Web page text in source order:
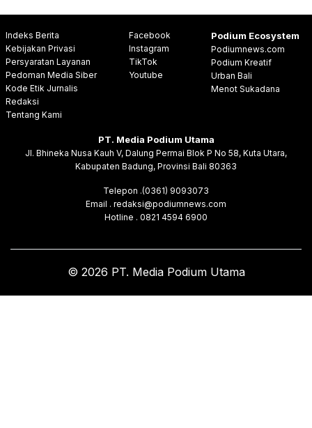
Indeks Berita
Kebijakan Privasi
Persyaratan Layanan
Pedoman Media Siber
Kode Etik Jurnalis
Redaksi
Tentang Kami
Facebook
Instagram
TikTok
Youtube
Podium Ecosystem
Podiumnews.com
Podium Kreatif
Urban Bali
Menot Sukadana
PT. Media Podium Utama
Jl. Bhineka Nusa Kauh V, Dalung Permai Blok P No 58, Kuta Utara,
Kabupaten Badung, Provinsi Bali 80363
Telepon .(0361) 9093073
Email . redaksi@podiumnews.com
Hotline . 0821 4594 6900
© 2026 PT. Media Podium Utama